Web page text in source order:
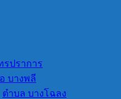
รปราการ
บางพลี
ตำบล บางโฉลง